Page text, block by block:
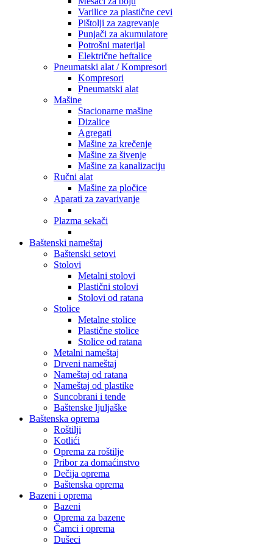
Varilice za plastične cevi
Pištolji za zagrevanje
Punjači za akumulatore
Potrošni materijal
Električne heftalice
Pneumatski alat / Kompresori
Kompresori
Pneumatski alat
Mašine
Stacionarne mašine
Dizalice
Agregati
Mašine za krečenje
Mašine za šivenje
Mašine za kanalizaciju
Ručni alat
Mašine za pločice
Aparati za zavarivanje
Plazma sekači
Baštenski nameštaj
Baštenski setovi
Stolovi
Metalni stolovi
Plastični stolovi
Stolovi od ratana
Stolice
Metalne stolice
Plastične stolice
Stolice od ratana
Metalni nameštaj
Drveni nameštaj
Nameštaj od ratana
Nameštaj od plastike
Suncobrani i tende
Baštenske ljuljaške
Baštenska oprema
Roštilji
Kotlići
Oprema za roštilje
Pribor za domaćinstvo
Dečija oprema
Baštenska oprema
Bazeni i oprema
Bazeni
Oprema za bazene
Čamci i oprema
Dušeci